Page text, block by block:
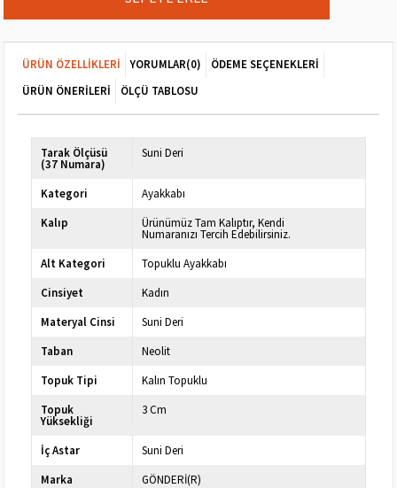
ÜRÜN ÖZELLIKLERI YORUMLAR(0)
ÖDEME SEÇENEKLERI
ÜRÜN ÖNERILERI
ÖLÇÜ TABLOSU
Tarak Ölçüsü
(37 Numara)
Suni Deri
Kategori
Ayakkabı
Kalıp
Ürünümüz Tam Kalıptır, Kendi
Numaranızı Tercih Edebilirsiniz.
Alt Kategori
Topuklu Ayakkabı
Cinsiyet
Kadın
Materyal Cinsi
Suni Deri
Taban
Neolit
Topuk Tipi
Kalın Topuklu
Topuk
Yüksekliği
3 Cm
İç Astar
Suni Deri
Marka
GÖNDERİ(R)